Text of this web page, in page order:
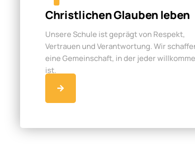
Christlichen Glauben leben
Unsere Schule ist geprägt von Respekt,
Vertrauen und Verantwortung. Wir
eine Gemeinschaft, in der jeder
ist.